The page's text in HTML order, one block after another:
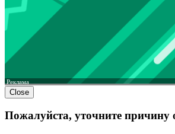
Реклама
Close
Пожалуйста, уточните причину